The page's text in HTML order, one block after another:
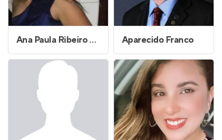
Ana Paula Ribeiro Cavalcante Gonçalves Aparecido Franco